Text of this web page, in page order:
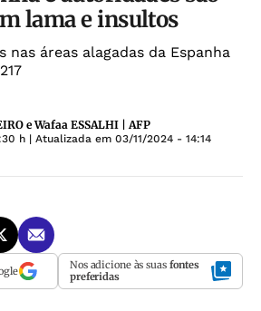
lama e insultos
nas áreas alagadas da Espanha
e Wafaa ESSALHI | AFP
h | Atualizada em 03/11/2024 - 14:14
Nos adicione às suas fontes
preferidas